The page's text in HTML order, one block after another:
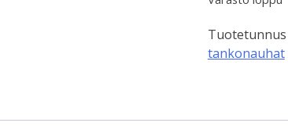
Tuotetunnus
tankonauhat